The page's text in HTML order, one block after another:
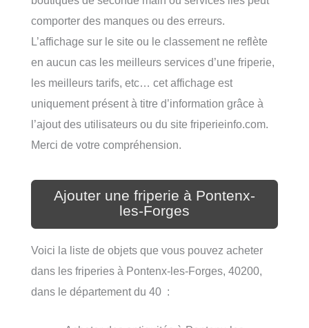
comporter des manques ou des erreurs.
L’affichage sur le site ou le classement ne reflète
en aucun cas les meilleurs services d’une friperie,
les meilleurs tarifs, etc… cet affichage est
uniquement présent à titre d’information grâce à
l’ajout des utilisateurs ou du site friperieinfo.com.
Merci de votre compréhension.
Ajouter une friperie à Pontenx-
les-Forges
Voici la liste de objets que vous pouvez acheter
dans les friperies à Pontenx-les-Forges, 40200,
dans le département du 40 :